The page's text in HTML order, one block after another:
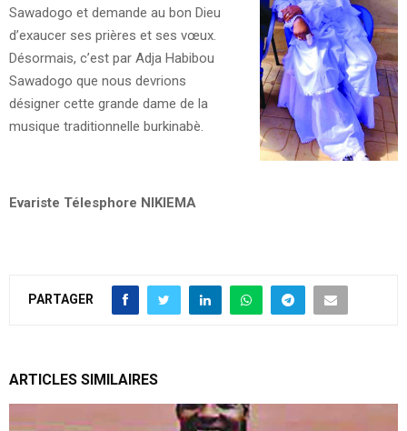
Sawadogo et demande au bon Dieu
d’exaucer ses prières et ses vœux.
Désormais, c’est par Adja Habibou
Sawadogo que nous devrions
désigner cette grande dame de la
musique traditionnelle burkinabè.
Evariste Télesphore NIKIEMA
PARTAGER
ARTICLES SIMILAIRES